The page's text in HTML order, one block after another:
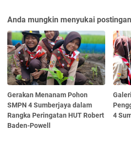
Anda mungkin menyukai
Gerakan Menanam Pohon
SMPN 4 Sumberjaya dalam
Rangka Peringatan HUT Robert
Baden-Powell
4